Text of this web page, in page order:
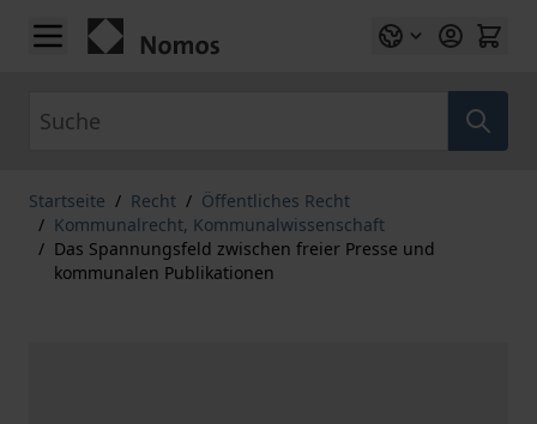
Zum Inhalt springen
Startseite / Recht / Öffentliches Recht
/ Kommunalrecht, Kommunalwissenschaft
/ Das Spannungsfeld zwischen freier Presse und
kommunalen Publikationen